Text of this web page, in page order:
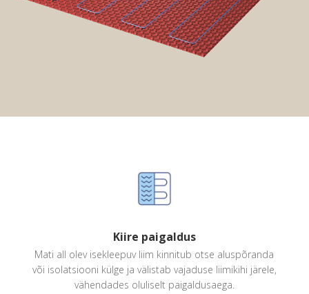
Kiire paigaldus
Mati all olev isekleepuv liim kinnitub otse aluspõranda
või isolatsiooni külge ja välistab vajaduse liimikihi järele,
vähendades oluliselt paigaldusaega.